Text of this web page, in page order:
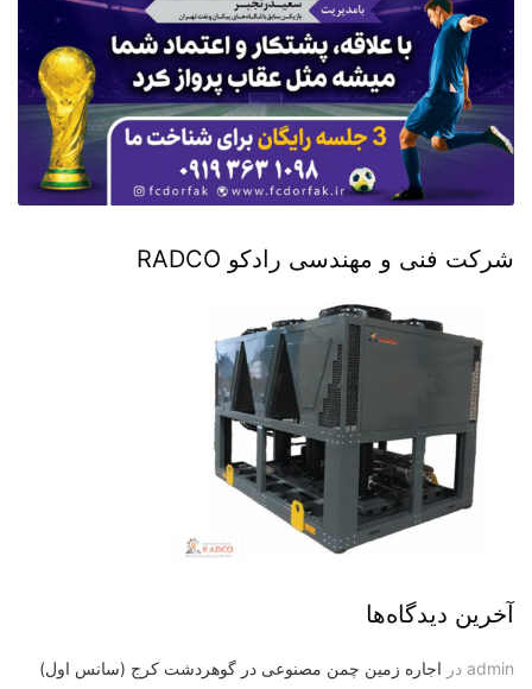
شرکت فنی و مهندسی رادکو RADCO
آخرین دیدگاه‌ها
admin در اجاره زمین چمن مصنوعی در گوهردشت کرج (سانس اول)